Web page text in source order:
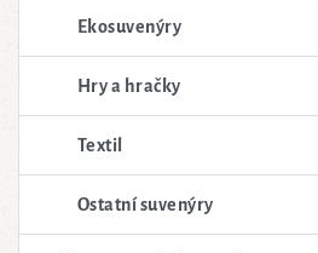
Ekosuvenýry
Hry a hračky
Textil
Ostatní suvenýry